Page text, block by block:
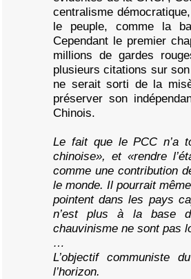
centralisme
le peuple, comme la
Cependant le premier
millions de gardes
plusieurs citations sur
ne serait sorti de la
préserver son
Chinois.
Le fait que le PCC n’a
chinoise», et «rendre
comme une contribution
le monde. Il pourrait
pointent dans les pays
n’est plus à la base
chauvinisme ne sont pas
…
L’objectif communiste
l’horizon.